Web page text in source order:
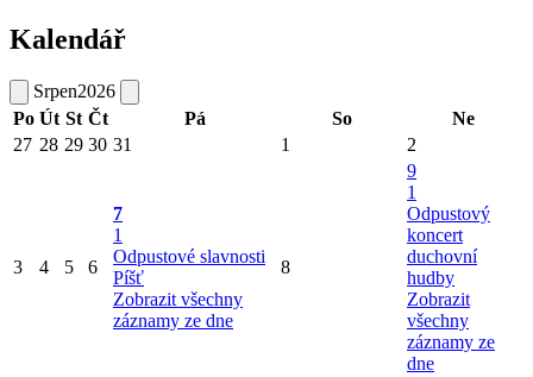
Kalendář
Srpen2026
Po Út St Čt Pá So
Ne
27 28 29 30 31 1 2
3 4 5 6
7
1
Odpustové slavnosti
Píšť
Zobrazit všechny
záznamy ze dne
8
9
1
Odpustový
koncert
duchovní
hudby
Zobrazit
všechny
záznamy ze
dne